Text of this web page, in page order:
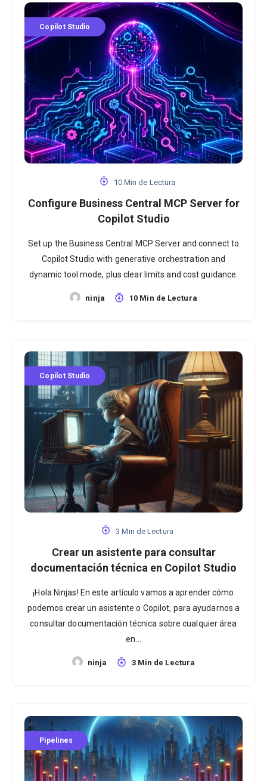
Copilot Studio
10 Min de Lectura
Configure Business Central MCP Server for
Copilot Studio
Set up the Business Central MCP Server and connect to
Copilot Studio with generative orchestration and
dynamic tool mode, plus clear limits and cost guidance.
ninja 10 Min de Lectura
Copilot Studio
3 Min de Lectura
Crear un asistente para consultar
documentación técnica en Copilot Studio
¡Hola Ninjas! En este artículo vamos a aprender cómo
podemos crear un asistente o Copilot, para ayudarnos a
consultar documentación técnica sobre cualquier área
en…
ninja 3 Min de Lectura
Pipelines